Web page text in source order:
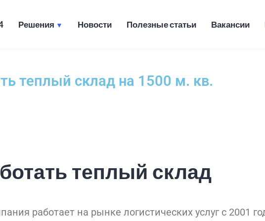
и транспортные услуги
Решения Новости Полезные статьи Вакансии
теплый склад на 1500 м. кв.
теплый склад
работает на рынке логистических услуг с 2001